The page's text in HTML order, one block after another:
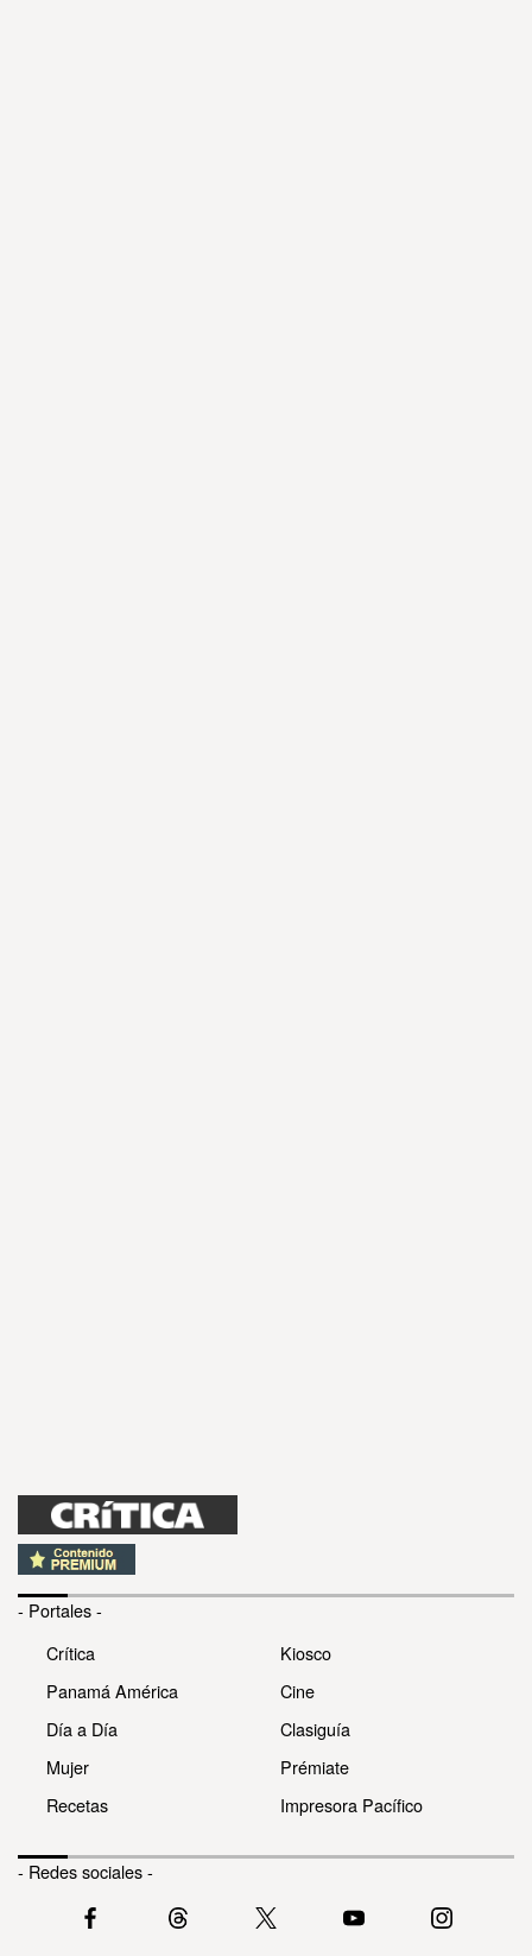
- Portales -
Crítica
Panamá América
Día a Día
Mujer
Recetas
Kiosco
Cine
Clasiguía
Prémiate
Impresora Pacífico
- Redes sociales -